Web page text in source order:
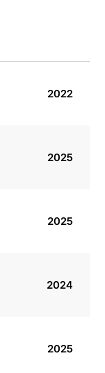
2022
2025
2025
2024
2025